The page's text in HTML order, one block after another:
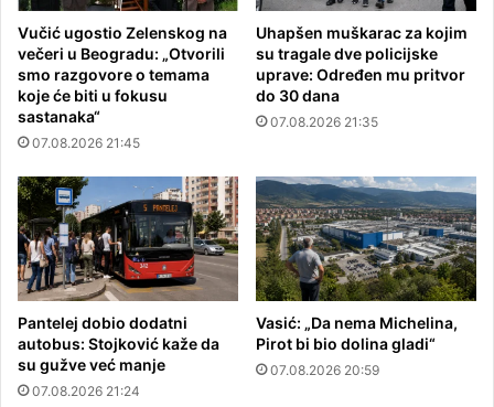
Vučić ugostio Zelenskog na
večeri u Beogradu: „Otvorili
smo razgovore o temama
koje će biti u fokusu
sastanaka“
07.08.2026 21:45
Uhapšen muškarac za kojim
su tragale dve policijske
uprave: Određen mu pritvor
do 30 dana
07.08.2026 21:35
Pantelej dobio dodatni
autobus: Stojković kaže da
su gužve već manje
07.08.2026 21:24
Vasić: „Da nema Michelina,
Pirot bi bio dolina gladi“
07.08.2026 20:59